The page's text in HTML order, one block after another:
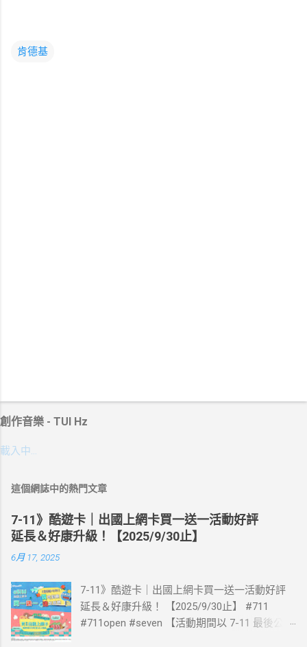
肯德基
創作音樂 - TUI Hz
載入中…
這個網誌中的熱門文章
7-11》酷遊卡｜出國上網卡買一送一活動好評
延長＆好康升級！【2025/9/30止】
6月 17, 2025
7-11》酷遊卡｜出國上網卡買一送一活動好評
延長＆好康升級！ 【2025/9/30止】 #711
#711open #seven 【活動期間以 7-11 最後公告